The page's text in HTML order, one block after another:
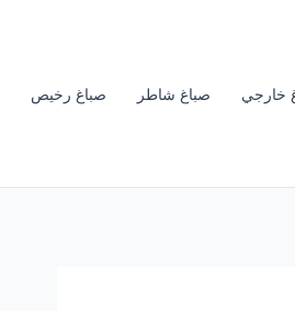
خارجي صباغ شاطر صباغ رخيص